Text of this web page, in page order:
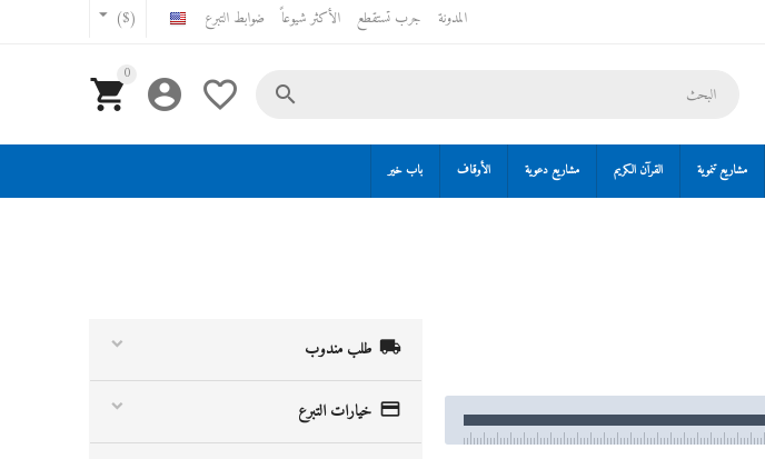
($) المدونة جرب تستقطع الأكثر شيوعاً ضوابط التبرع
0
   
مشاريع تنموية القرآن الكريم مشاريع دعوية الأوقاف باب خير
 طلب مندوب
 خيارات التبرع